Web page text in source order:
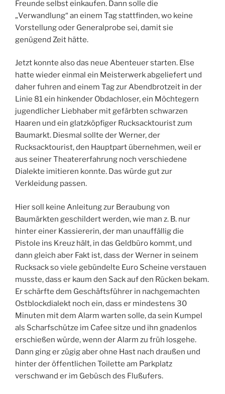
Freunde selbst einkaufen. Dann solle die
„Verwandlung“ an einem Tag stattfinden, wo keine
Vorstellung oder Generalprobe sei, damit sie
genügend Zeit hätte.
Jetzt konnte also das neue Abenteuer starten. Else
hatte wieder einmal ein Meisterwerk abgeliefert und
daher fuhren and einem Tag zur Abendbrotzeit in der
Linie 81 ein hinkender Obdachloser, ein Möchtegern
jugendlicher Liebhaber mit gefärbten schwarzen
Haaren und ein glatzköpfiger Rucksacktourist zum
Baumarkt. Diesmal sollte der Werner, der
Rucksacktourist, den Hauptpart übernehmen, weil er
aus seiner Theatererfahrung noch verschiedene
Dialekte imitieren konnte. Das würde gut zur
Verkleidung passen.
Hier soll keine Anleitung zur Beraubung von
Baumärkten geschildert werden, wie man z. B. nur
hinter einer Kassiererin, der man unauffällig die
Pistole ins Kreuz hält, in das Geldbüro kommt, und
dann gleich aber Fakt ist, dass der Werner in seinem
Rucksack so viele gebündelte Euro Scheine verstauen
musste, dass er kaum den Sack auf den Rücken bekam.
Er schärfte dem Geschäftsführer in nachgemachten
Ostblockdialekt noch ein, dass er mindestens 30
Minuten mit dem Alarm warten solle, da sein Kumpel
als Scharfschütze im Cafee sitze und ihn gnadenlos
erschießen würde, wenn der Alarm zu früh losgehe.
Dann ging er zügig aber ohne Hast nach draußen und
hinter der öffentlichen Toilette am Parkplatz
verschwand er im Gebüsch des Flußufers.